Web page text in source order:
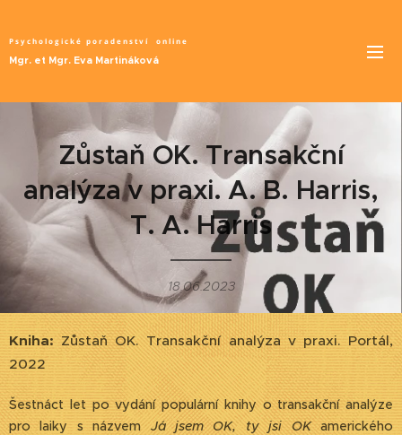
Psychologické poradenství online
Mgr. et Mgr. Eva Martináková
Zůstaň OK. Transakční
analýza v praxi. A. B. Harris,
T. A. Harris
18.06.2023
Kniha:Zůstaň OK. Transakční analýza v praxi. Portál,
2022
Šestnáct let po vydání populární knihy o transakční analýze
pro laiky s názvemJá jsem OK, ty jsi OKamerického